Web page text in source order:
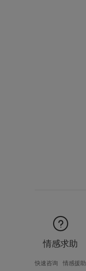
情感求助
快速咨询 情感援助